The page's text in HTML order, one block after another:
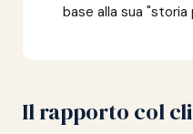
base alla sua "storia
Il rapporto col